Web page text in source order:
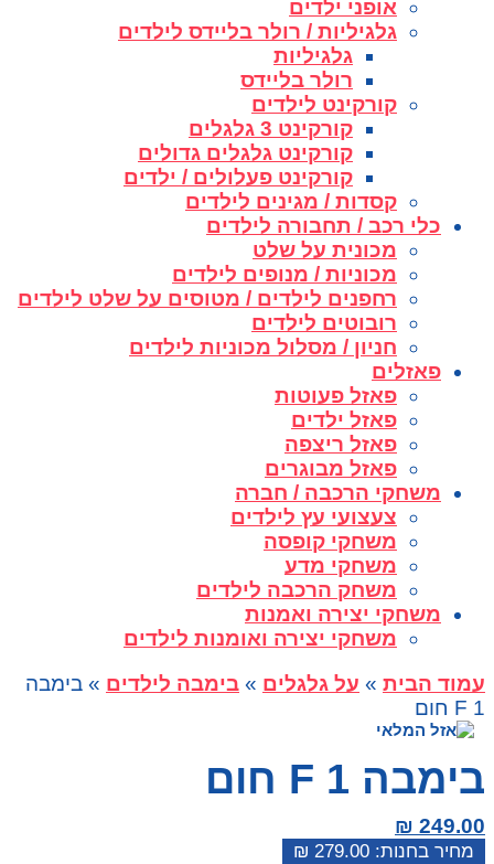
אופני ילדים
גלגיליות / רולר בליידס לילדים
גלגיליות
רולר בליידס
קורקינט לילדים
קורקינט 3 גלגלים
קורקינט גלגלים גדולים
קורקינט פעלולים / ילדים
קסדות / מגינים לילדים
כלי רכב / תחבורה לילדים
מכונית על שלט
מכוניות / מנופים לילדים
רחפנים לילדים / מטוסים על שלט לילדים
רובוטים לילדים
חניון / מסלול מכוניות לילדים
פאזלים
פאזל פעוטות
פאזל ילדים
פאזל ריצפה
פאזל מבוגרים
משחקי הרכבה / חברה
צעצועי עץ לילדים
משחקי קופסה
משחקי מדע
משחק הרכבה לילדים
משחקי יצירה ואמנות
משחקי יצירה ואומנות לילדים
עמוד הבית» על גלגלים» בימבה לילדים» בימבה
F 1 חום
בימבה F 1 חום
₪ 279.00
₪ 249.00